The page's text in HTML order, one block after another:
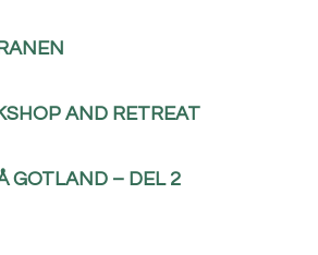
AND RETREAT
GOTLAND – DEL 2